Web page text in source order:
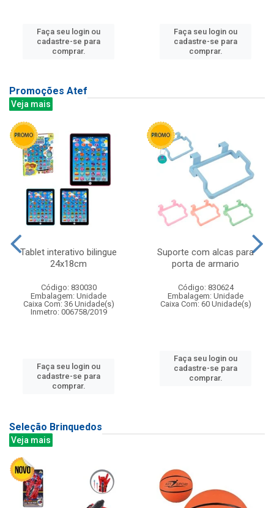
Faça seu login ou
cadastre-se para
comprar.
Faça seu login ou
cadastre-se para
comprar.
Promoções Atef
Veja mais
Tablet interativo bilingue
24x18cm
Código: 830030
Embalagem: Unidade
Caixa Com: 36 Unidade(s)
Inmetro: 006758/2019
Faça seu login ou
cadastre-se para
comprar.
Suporte com alcas para
porta de armario
Código: 830624
Embalagem: Unidade
Caixa Com: 60 Unidade(s)
Faça seu login ou
cadastre-se para
comprar.
Seleção Brinquedos
Veja mais